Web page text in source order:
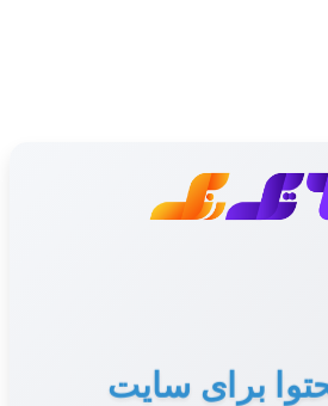
برای سایت